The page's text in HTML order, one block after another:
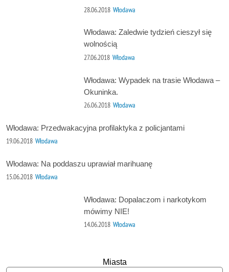
28.06.2018 Włodawa
Włodawa: Zaledwie tydzień cieszył się
wolnością
27.06.2018 Włodawa
Włodawa: Wypadek na trasie Włodawa –
Okuninka.
26.06.2018 Włodawa
Włodawa: Przedwakacyjna profilaktyka z policjantami
19.06.2018 Włodawa
Włodawa: Na poddaszu uprawiał marihuanę
15.06.2018 Włodawa
Włodawa: Dopalaczom i narkotykom
mówimy NIE!
14.06.2018 Włodawa
Miasta